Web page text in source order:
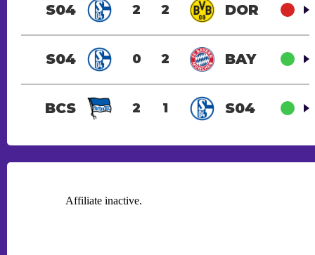
S04 2 2 DOR
S04 0 2 BAY
BCS 2 1 S04